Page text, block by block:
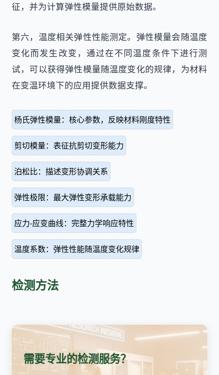
征，并为计算弹性模量提供原始数据。
第六，温度相关弹性性能测定。弹性模量会随温度
变化而发生改变，通过在不同温度条件下进行测
试，可以获得弹性模量随温度变化的规律，为材料
在变温环境下的应用提供数据支撑。
杨氏弹性模量：核心参数，反映材料刚度特性
剪切模量：表征抗剪切变形能力
泊松比：描述变形协调关系
弹性极限：最大弹性变形承载能力
应力-应变曲线：完整力学响应特性
温度系数：弹性性能随温度变化规律
检测方法
需要专业的检测服务？